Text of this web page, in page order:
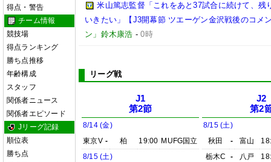
得点・警告
チーム情報
競技場
得点ランキング
勝ち点推移
年齢構成
スタッフ
関係者ニュース
関係者エピソード
Jリーグ記録
順位表
勝ち点
米山篤志監督「これをあと37試合に続けて、
いきたい」【J3開幕節 ツエーゲン金沢戦後のコメ
ン」鈴木康浩 -0時
リーグ戦
J1
第2節
8/14 (金)
東京V - 柏 19:00 MUFG国立
8/15 (土)
J2
第2
8/15 (土)
秋田
- 富山
栃木C
- 八戸